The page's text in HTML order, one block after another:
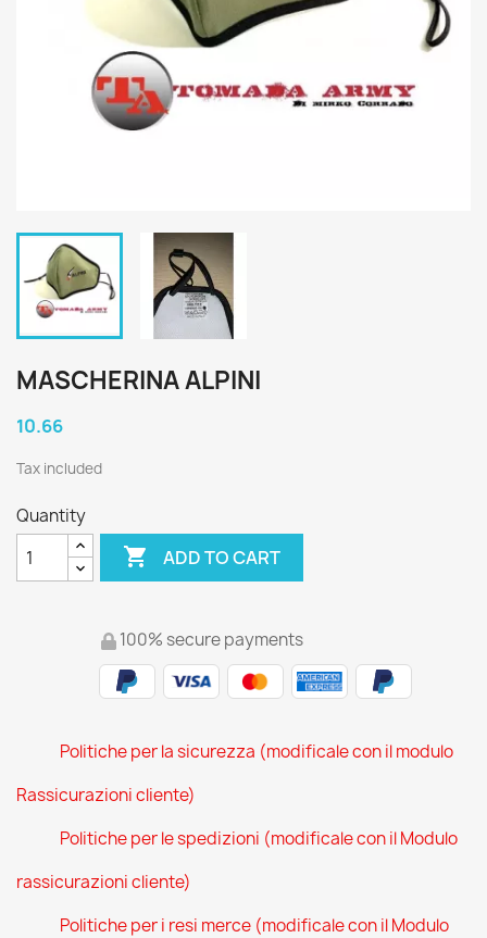
MASCHERINA ALPINI
10.66
Tax included
Quantity
 ADD TO CART
100% secure payments
Politiche per la sicurezza (modificale con il modulo
Rassicurazioni cliente)
Politiche per le spedizioni (modificale con il Modulo
rassicurazioni cliente)
Politiche per i resi merce (modificale con il Modulo